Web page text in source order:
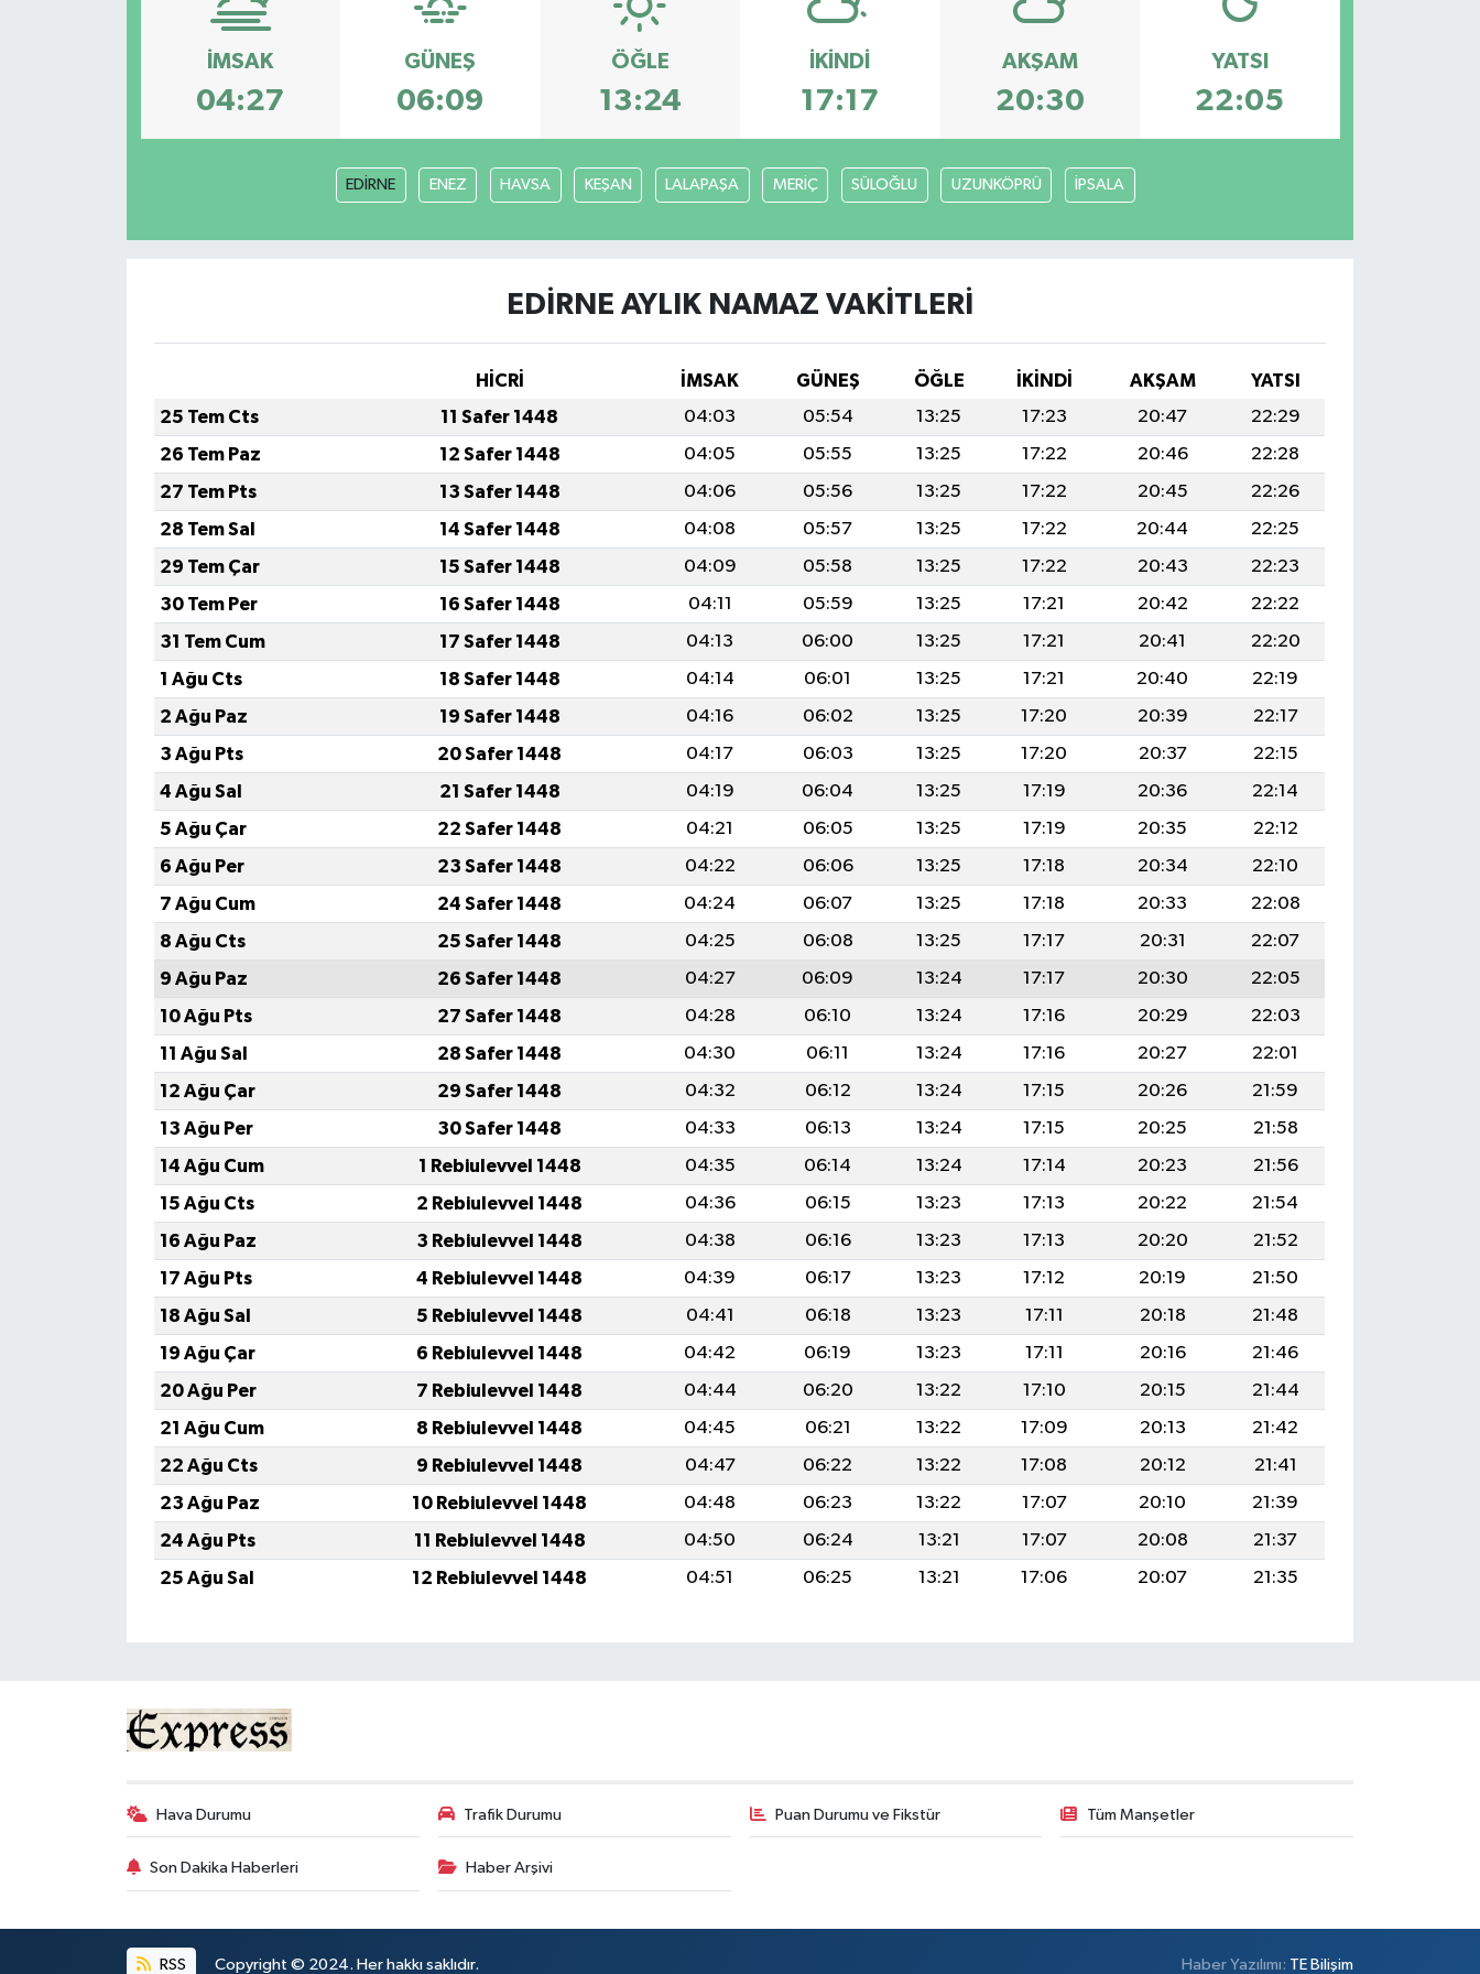
İMSAK
04:27
GÜNEŞ
06:09
ÖĞLE
13:24
İKINDI
17:17
AKŞAM
20:30
YATSI
22:05
EDİRNE ENEZ HAVSA KEŞAN LALAPAŞA MERİÇ SÜLOĞLU UZUNKÖPRÜ İPSALA
EDİRNE AYLIK NAMAZ VAKITLERI
HİCRİ İMSAK GÜNEŞ ÖĞLE İKINDI AKŞAM
YATSI
25 Tem Cts
11 Safer 1448 04:03 05:54 13:25 17:23 20:47
22:29
26 Tem Paz
12 Safer 1448 04:05 05:55 13:25 17:22 20:46
22:28
27 Tem Pts
13 Safer 1448 04:06 05:56 13:25 17:22 20:45
22:26
28 Tem Sal
14 Safer 1448 04:08 05:57 13:25 17:22 20:44
22:25
29 Tem Çar
15 Safer 1448 04:09 05:58 13:25 17:22 20:43
22:23
30 Tem Per
16 Safer 1448 04:11 05:59 13:25 17:21 20:42
22:22
31 Tem Cum
17 Safer 1448 04:13 06:00 13:25 17:21 20:41
22:20
1 Ağu Cts
18 Safer 1448 04:14 06:01 13:25 17:21 20:40
22:19
2 Ağu Paz
19 Safer 1448 04:16 06:02 13:25 17:20 20:39
22:17
3 Ağu Pts
20 Safer 1448 04:17 06:03 13:25 17:20 20:37
22:15
4 Ağu Sal
21 Safer 1448 04:19 06:04 13:25 17:19 20:36
22:14
5 Ağu Çar
22 Safer 1448 04:21 06:05 13:25 17:19 20:35
22:12
6 Ağu Per
23 Safer 1448 04:22 06:06 13:25 17:18 20:34
22:10
7 Ağu Cum
24 Safer 1448 04:24 06:07 13:25 17:18 20:33
22:08
8 Ağu Cts
25 Safer 1448 04:25 06:08 13:25 17:17 20:31
22:07
9 Ağu Paz
26 Safer 1448 04:27 06:09 13:24 17:17 20:30
22:05
10 Ağu Pts
27 Safer 1448 04:28 06:10 13:24 17:16 20:29
22:03
11 Ağu Sal
28 Safer 1448 04:30 06:11 13:24 17:16 20:27
22:01
12 Ağu Çar
29 Safer 1448 04:32 06:12 13:24 17:15 20:26
21:59
13 Ağu Per
30 Safer 1448 04:33 06:13 13:24 17:15 20:25
21:58
14 Ağu Cum
1 Rebiulevvel 1448 04:35 06:14 13:24 17:14 20:23
21:56
15 Ağu Cts
2 Rebiulevvel 1448 04:36 06:15 13:23 17:13 20:22
21:54
16 Ağu Paz
3 Rebiulevvel 1448 04:38 06:16 13:23 17:13 20:20
21:52
17 Ağu Pts
4 Rebiulevvel 1448 04:39 06:17 13:23 17:12 20:19
21:50
18 Ağu Sal
5 Rebiulevvel 1448 04:41 06:18 13:23 17:11 20:18
21:48
19 Ağu Çar
6 Rebiulevvel 1448 04:42 06:19 13:23 17:11 20:16
21:46
20 Ağu Per
7 Rebiulevvel 1448 04:44 06:20 13:22 17:10 20:15
21:44
21 Ağu Cum
8 Rebiulevvel 1448 04:45 06:21 13:22 17:09 20:13
21:42
22 Ağu Cts
9 Rebiulevvel 1448 04:47 06:22 13:22 17:08 20:12
21:41
23 Ağu Paz
10 Rebiulevvel 1448 04:48 06:23 13:22 17:07 20:10
21:39
24 Ağu Pts
11 Rebiulevvel 1448 04:50 06:24 13:21 17:07 20:08
21:37
25 Ağu Sal
12 Rebiulevvel 1448 04:51 06:25 13:21 17:06 20:07 21:35
Hava Durumu Trafik Durumu Puan Durumu ve Fikstür Tüm Manşetler
Son Dakika Haberleri Haber Arşivi
RSS Copyright © 2024. Her hakkı saklıdır. Haber Yazılımı: TE Bilişim
Nöbetçi Eczaneler
ÖZEL HABER
TEKNOLOJİ